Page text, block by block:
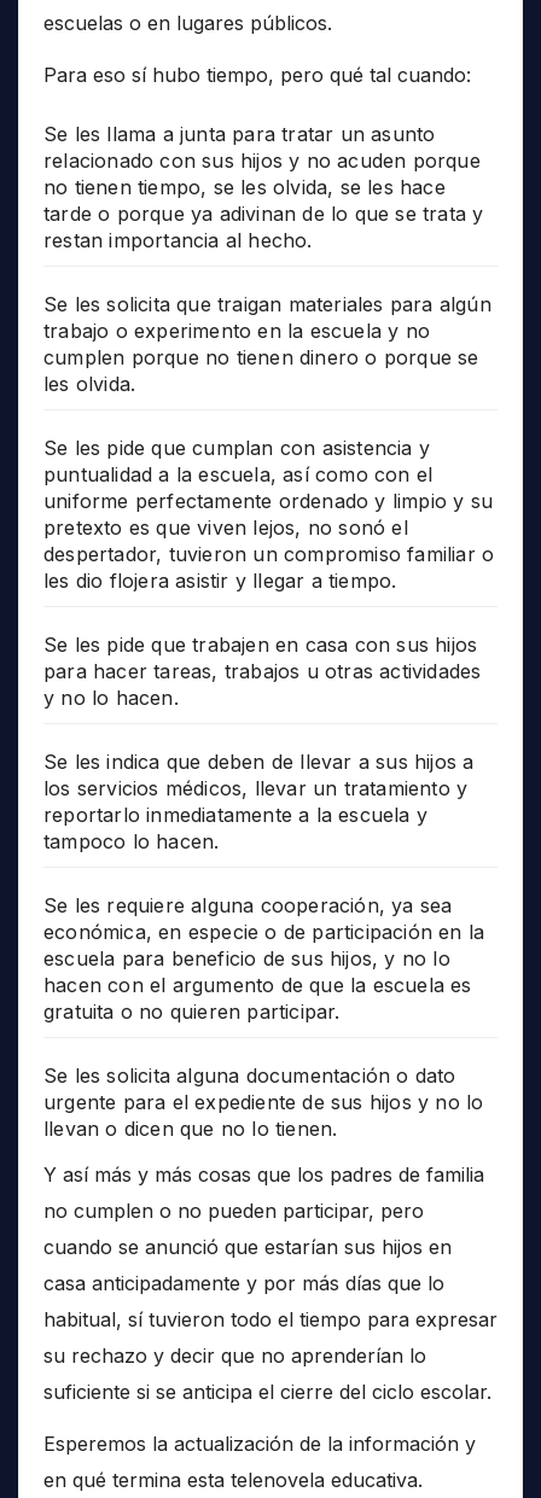
escuelas o en lugares públicos.
Para eso sí hubo tiempo, pero qué tal cuando:
Se les llama a junta para tratar un asunto
relacionado con sus hijos y no acuden porque
no tienen tiempo, se les olvida, se les hace
tarde o porque ya adivinan de lo que se trata y
restan importancia al hecho.
Se les solicita que traigan materiales para algún
trabajo o experimento en la escuela y no
cumplen porque no tienen dinero o porque se
les olvida.
Se les pide que cumplan con asistencia y
puntualidad a la escuela, así como con el
uniforme perfectamente ordenado y limpio y su
pretexto es que viven lejos, no sonó el
despertador, tuvieron un compromiso familiar o
les dio flojera asistir y llegar a tiempo.
Se les pide que trabajen en casa con sus hijos
para hacer tareas, trabajos u otras actividades
y no lo hacen.
Se les indica que deben de llevar a sus hijos a
los servicios médicos, llevar un tratamiento y
reportarlo inmediatamente a la escuela y
tampoco lo hacen.
Se les requiere alguna cooperación, ya sea
económica, en especie o de participación en la
escuela para beneficio de sus hijos, y no lo
hacen con el argumento de que la escuela es
gratuita o no quieren participar.
Se les solicita alguna documentación o dato
urgente para el expediente de sus hijos y no lo
llevan o dicen que no lo tienen.
Y así más y más cosas que los padres de familia
no cumplen o no pueden participar, pero
cuando se anunció que estarían sus hijos en
casa anticipadamente y por más días que lo
habitual, sí tuvieron todo el tiempo para expresar
su rechazo y decir que no aprenderían lo
suficiente si se anticipa el cierre del ciclo escolar.
Esperemos la actualización de la información y
en qué termina esta telenovela educativa.